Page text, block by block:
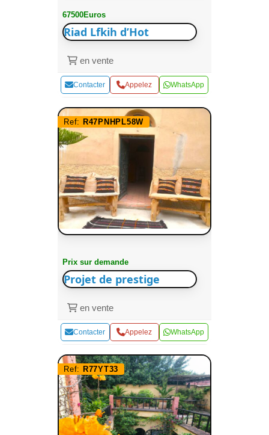
67500Euros
Riad Lfkih d’Hot
en vente
Contacter Appelez WhatsApp
Ref: R47PNHPL58W
Prix sur demande
Projet de prestige
en vente
Contacter Appelez WhatsApp
Ref: R77YT33